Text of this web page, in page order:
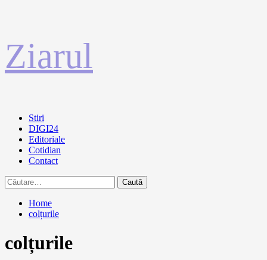
la
conținut
Ziarul
Primary
Menu
Stiri
DIGI24
Editoriale
Cotidian
Contact
Caută
după:
Home
colțurile
colțurile